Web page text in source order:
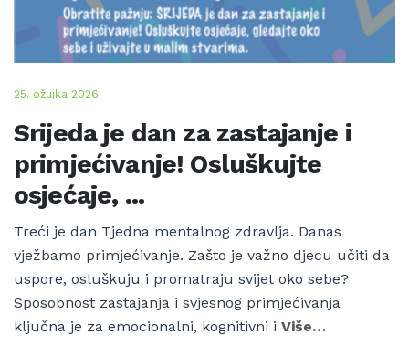
25. ožujka 2026.
Srijeda je dan za zastajanje i
primjećivanje! Osluškujte
osjećaje, ...
Treći je dan Tjedna mentalnog zdravlja. Danas
vježbamo primjećivanje. Zašto je važno djecu učiti da
uspore, osluškuju i promatraju svijet oko sebe?
Sposobnost zastajanja i svjesnog primjećivanja
ključna je za emocionalni, kognitivni i Više…